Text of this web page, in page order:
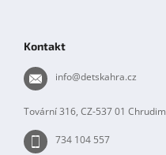
Kontakt
info@detskahra.cz
Tovární 316, CZ-537 01 Chrudim
734 104 557